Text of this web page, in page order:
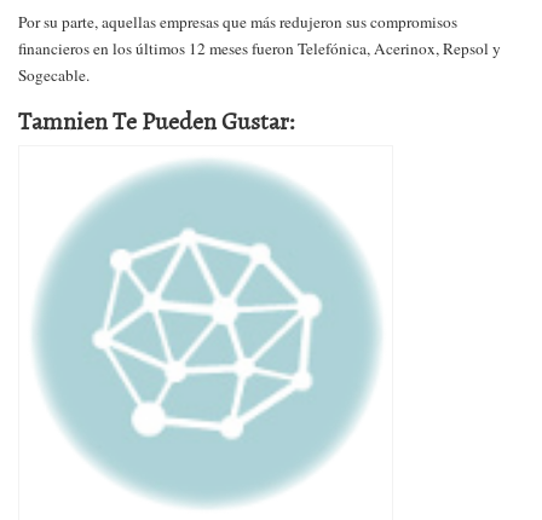
Por su parte, aquellas empresas que más redujeron sus compromisos
financieros en los últimos 12 meses fueron Telefónica, Acerinox, Repsol y
Sogecable.
Tamnien Te Pueden Gustar: